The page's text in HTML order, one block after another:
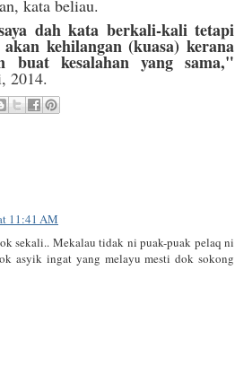
kata beliau.
dah kata berkali-kali tetapi
kehilangan (kuasa) kerana
kesalahan yang sama,"
2014.
11:41 AM
sekali.. Mekalau tidak ni puak-puak pelaq ni
asyik ingat yang melayu mesti dok sokong